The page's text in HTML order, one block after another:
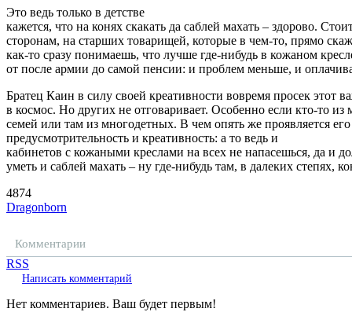
Это ведь только в детстве
кажется, что на конях скакать да саблей махать – здорово.
сторонам, на старших товарищей, которые в чем-то, прямо
как-то сразу понимаешь, что лучше где-нибудь в кожаном
от после армии до самой пенсии: и проблем меньше, и
Братец Каин в силу своей креативности вовремя просек этот
в космос. Но других не отговаривает. Особенно если кто-то из
семей или там из многодетных. В чем опять же проявляется
предусмотрительность и креативность: а то ведь и
кабинетов с кожаными креслами на всех не напасешься, да и
уметь и саблей махать – ну где-нибудь там, в далеких степях,
4874
Dragonborn
Комментарии
RSS
Написать комментарий
Нет комментариев. Ваш будет первым!